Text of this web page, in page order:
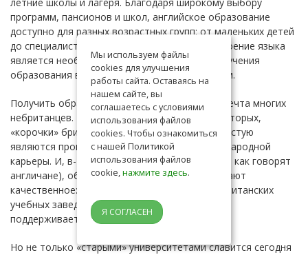
программ, пансионов и школ, английское образование
доступно для разных возрастных групп: от маленьких детей
до специалистов самых разных отраслей. Освоение языка
является необходимым требованием для получения
образования в Великобритании на английском.
Получить образование в Великобритании – мечта многих
небританцев. Во-первых, это престижно. Во-вторых,
«корочки» британских вузов и колледжей зачастую
являются пропуском в мир блестящей международной
карьеры. И, в-третьих (the last but not the least, как говорят
англичане), образование в Великобритании дают
качественное: академическая подготовка в британских
учебных заведениях вот уже много столетий
поддерживается на высочайшем уровне.
Но не только «старыми» университетами славится сегодня
Мы используем файлы
cookies для улучшения
работы сайта. Оставаясь на
нашем сайте, вы
соглашаетесь с условиями
использования файлов
cookies. Чтобы ознакомиться
с нашей Политикой
использования файлов
cookie,нажмите здесь.
Я СОГЛАСЕН